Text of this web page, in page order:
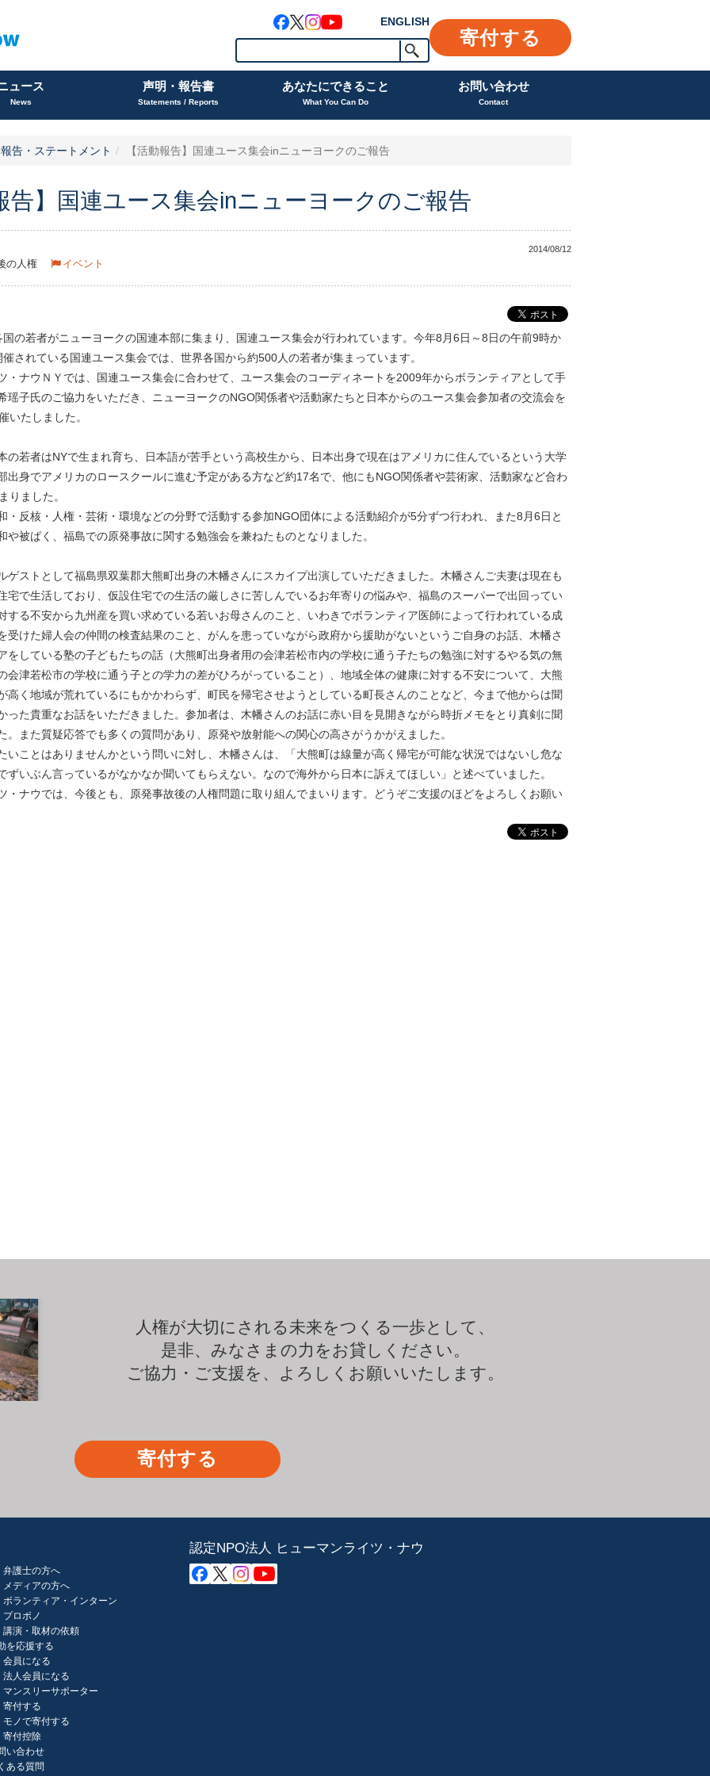
ENGLISH
寄付する
ュース
News
声明・報告書
Statements / Reports
あなたにできること
What You Can Do
お問い合わせ
Contact
告・ステートメント 【活動報告】国連ユース集会inニューヨークのご報告
告】国連ユース集会inニューヨークのご報告
2014/08/12
の人権 イベント
の若者がニューヨークの国連本部に集まり、国連ユース集会が行われています。今年8月6日～8日の午前9時か
されている国連ユース集会では、世界各国から約500人の若者が集まっています。
・ナウＮＹでは、国連ユース集会に合わせて、ユース集会のコーディネートを2009年からボランティアとして手
瑶子氏のご協力をいただき、ニューヨークのNGO関係者や活動家たちと日本からのユース集会参加者の交流会を
いたしました。
の若者はNYで生まれ育ち、日本語が苦手という高校生から、日本出身で現在はアメリカに住んでいるという大学
出身でアメリカのロースクールに進む予定がある方など約17名で、他にもNGO関係者や芸術家、活動家など合わ
りました。
・反核・人権・芸術・環境などの分野で活動する参加NGO団体による活動紹介が5分ずつ行われ、また8月6日と
や被ばく、福島での原発事故に関する勉強会を兼ねたものとなりました。
ゲストとして福島県双葉郡大熊町出身の木幡さんにスカイプ出演していただきました。木幡さんご夫妻は現在も
宅で生活しており、仮設住宅での生活の厳しさに苦しんでいるお年寄りの悩みや、福島のスーパーで出回ってい
する不安から九州産を買い求めている若いお母さんのこと、いわきでボランティア医師によって行われている成
受けた婦人会の仲間の検査結果のこと、がんを患っていながら政府から援助がないというご自身のお話、木幡さ
をしている塾の子どもたちの話（大熊町出身者用の会津若松市内の学校に通う子たちの勉強に対するやる気の無
会津若松市の学校に通う子との学力の差がひろがっていること）、地域全体の健康に対する不安について、大熊
高く地域が荒れているにもかかわらず、町民を帰宅させようとしている町長さんのことなど、今まで他からは聞
った貴重なお話をいただきました。参加者は、木幡さんのお話に赤い目を見開きながら時折メモをとり真剣に聞
。また質疑応答でも多くの質問があり、原発や放射能への関心の高さがうかがえました。
いことはありませんかという問いに対し、木幡さんは、「大熊町は線量が高く帰宅が可能な状況ではないし危な
ずいぶん言っているがなかなか聞いてもらえない。なので海外から日本に訴えてほしい」と述べていました。
・ナウでは、今後とも、原発事故後の人権問題に取り組んでまいります。どうぞご支援のほどをよろしくお願い
人権が大切にされる未来をつくる一歩として、
是非、みなさまの力をお貸しください。
ご協力・ご支援を、よろしくお願いいたします。
寄付する
弁護士の方へ
メディアの方へ
ボランティア・インターン
プロボノ
講演・取材の依頼
を応援する
会員になる
法人会員になる
マンスリーサポーター
寄付する
モノで寄付する
寄付控除
い合わせ
ある質問
認定NPO法人 ヒューマンライツ・ナウ